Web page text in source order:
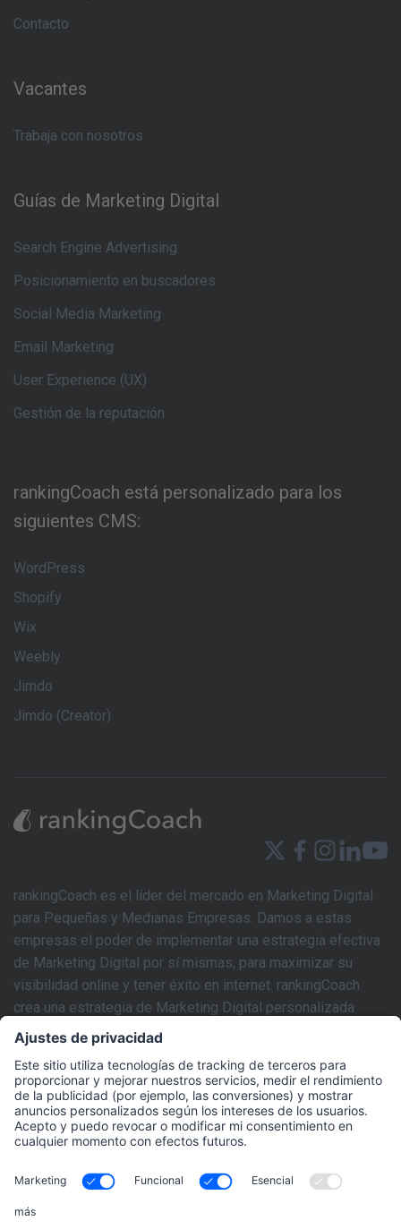
Contacto
Vacantes
Trabaja con nosotros
Guías de Marketing Digital
Search Engine Advertising
Posicionamiento en buscadores
Social Media Marketing
Email Marketing
User Experience (UX)
Gestión de la reputación
rankingCoach está personalizado para los
siguientes CMS:
WordPress
Shopify
Wix
Weebly
Jimdo
Jimdo (Creator)
rankingCoach es el líder del mercado en Marketing Digital
para Pequeñas y Medianas Empresas. Damos a estas
empresas el poder de implementar una estrategia efectiva
de Marketing Digital por sí mismas, para maximizar su
visibilidad online y tener éxito en internet. rankingCoach
crea una estrategia de Marketing Digital personalizada
basada en los requisitos individuales del sitio web de cada
negocio. Este plan de marketing puede ser fácilmente
implementado por el usuario con las herramientas intuitivas
de SEM y SEO de la aplicación y fáciles de seguir en los
tutoriales de video paso a paso y tecnología impulsada por
IA. rankingCoach cubre todos los aspectos del Marketing
Marketing Digital integral: Optimización de Motores de
Búsqueda (SEO), Marketing de Motores de Búsqueda